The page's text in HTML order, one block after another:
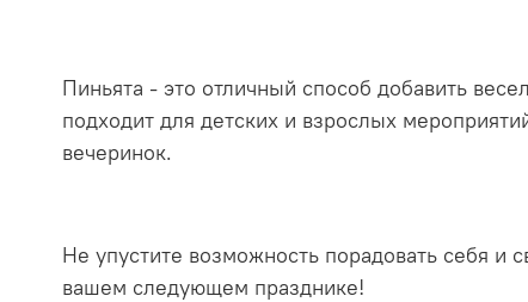
Пиньята - это отличный способ добавить
подходит для детских и взрослых
вечеринок.
Не упустите возможность порадовать себя и
вашем следующем празднике!